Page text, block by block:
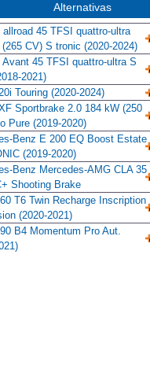
Alternativas
allroad 45 TFSI quattro-ultra
CV) S tronic (2020-2024)
Avant 45 TFSI quattro-ultra S
2021)
Touring (2020-2024)
Sportbrake 2.0 184 kW (250
Pure (2019-2020)
Benz E 200 EQ Boost Estate
(2019-2020)
Benz Mercedes-AMG CLA 35
Shooting Brake
T6 Twin Recharge Inscription
(2020-2021)
B4 Momentum Pro Aut.